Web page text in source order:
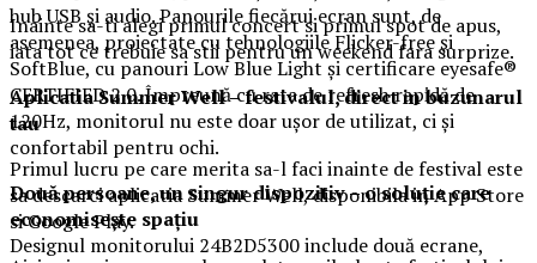
hub USB și audio. Panourile fiecărui ecran sunt, de
asemenea, proiectate cu tehnologiile Flicker-free și
SoftBlue, cu panouri Low Blue Light și certificare eyesafe®
CERTIFIED 2.0. Împreună cu rata de refresh rapidă de
120Hz, monitorul nu este doar ușor de utilizat, ci și
confortabil pentru ochi.
Două persoane, un singur dispozitiv – o soluție care
economisește spațiu
Designul monitorului 24B2D5300 include două ecrane,
Inainte sa-ti alegi primul concert si primul spot de apus,
iata tot ce trebuie sa stii pentru un weekend fara surprize.
Aplicatia Summer Well– festivalul, direct in buzunarul
tau
Primul lucru pe care merita sa-l faci inainte de festival este
sa descarci aplicatia Summer Well, disponibila in App Store
si Google Play.